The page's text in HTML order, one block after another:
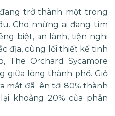
trở thành một trong
Cho những ai đang tìm
biệt, an lành, tiện nghi
địa, cùng lối thiết kế tinh
The Orchard Sycamore
giữa lòng thành phố. Giỏ
mắt đã lên tới 80% thành
khoảng 20% của phân